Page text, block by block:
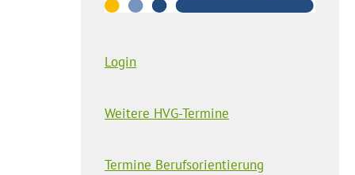
Login
Weitere HVG-Termine
Termine Berufsorientierung